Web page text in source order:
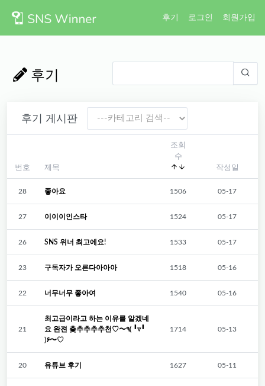
후기 로그인 회원가입
후기
후기 게시판
번호 제목
조회
수
작성일
28 좋아요 1506 05-17
27 이이이인스타 1524 05-17
26 SNS 위너 최고에요! 1533 05-17
23 구독자가 오른다아아아 1518 05-16
22 너무너무 좋아여 1540 05-16
21
최고급이라고 하는 이유를 알겠네
요 완젼 츛추추추추천♡〜٩( ╹▿╹
)۶〜♡
1714 05-13
20 유튜브 후기 1627 05-11